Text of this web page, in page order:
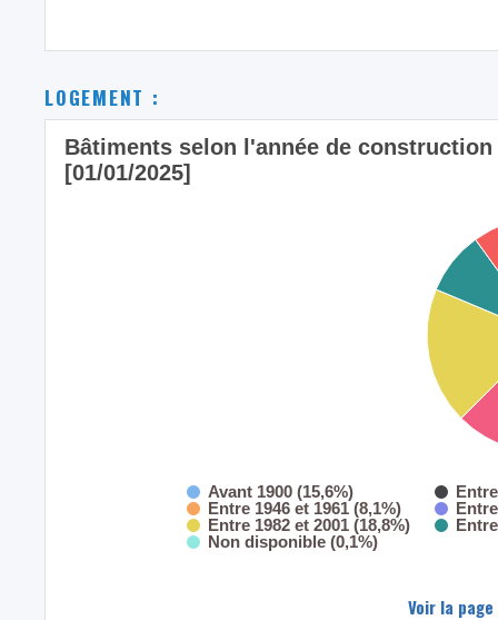
LOGEMENT :
Bâtiments selon l'année de
[01/01/2025]
Avant 1900 (15,6%)
Entre 1946 et 1961 (8,1%)
Entre 1982 et 2001 (18,8%)
Non disponible (0,1%)
Voir la